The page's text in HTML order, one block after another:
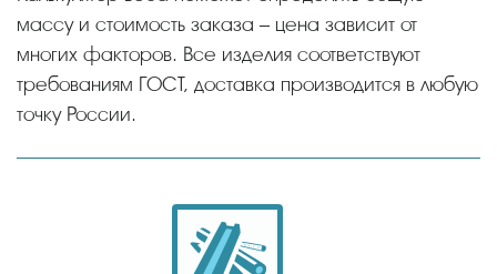
массу и стоимость заказа – цена зависит от
многих факторов. Все изделия соответствуют
требованиям ГОСТ, доставка производится в любую
точку России.